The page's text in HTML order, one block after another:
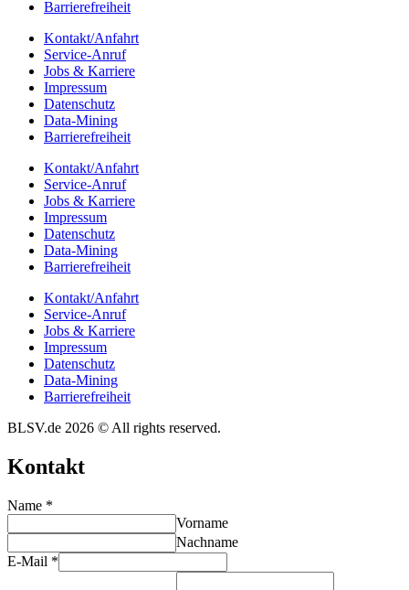
Barrie­re­frei­heit
Kontakt/​​Anfahrt
Service-Anruf
Jobs & Karriere
Impres­sum
Daten­schutz
Data-Mining
Barrie­re­frei­heit
Kontakt/​​Anfahrt
Service-Anruf
Jobs & Karriere
Impres­sum
Daten­schutz
Data-Mining
Barrie­re­frei­heit
Kontakt/​​Anfahrt
Service-Anruf
Jobs & Karriere
Impres­sum
Daten­schutz
Data-Mining
Barrie­re­frei­heit
BLSV.de 2026 © All rights reserved.
Kontakt
Name *
Vorname
Nachname
E-Mail *